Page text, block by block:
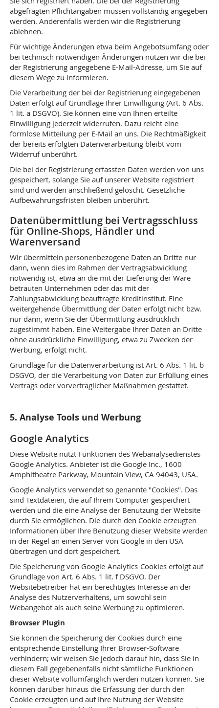
abgefragten Pflichtangaben müssen vollständig angegeben
werden. Anderenfalls werden wir die Registrierung
ablehnen.
Für wichtige Änderungen etwa beim Angebotsumfang oder
bei technisch notwendigen Änderungen nutzen wir die bei
der Registrierung angegebene E-Mail-Adresse, um Sie auf
diesem Wege zu informieren.
Die Verarbeitung der bei der Registrierung eingegebenen
Daten erfolgt auf Grundlage Ihrer Einwilligung (Art. 6 Abs.
1 lit. a DSGVO). Sie können eine von Ihnen erteilte
Einwilligung jederzeit widerrufen. Dazu reicht eine
formlose Mitteilung per E-Mail an uns. Die Rechtmäßigkeit
der bereits erfolgten Datenverarbeitung bleibt vom
Widerruf unberührt.
Die bei der Registrierung erfassten Daten werden von uns
gespeichert, solange Sie auf unserer Website registriert
sind und werden anschließend gelöscht. Gesetzliche
Aufbewahrungsfristen bleiben unberührt.
Datenübermittlung bei Vertragsschluss
für Online-Shops, Händler und
Warenversand
Wir übermitteln personenbezogene Daten an Dritte nur
dann, wenn dies im Rahmen der Vertragsabwicklung
notwendig ist, etwa an die mit der Lieferung der Ware
betrauten Unternehmen oder das mit der
Zahlungsabwicklung beauftragte Kreditinstitut. Eine
weitergehende Übermittlung der Daten erfolgt nicht bzw.
nur dann, wenn Sie der Übermittlung ausdrücklich
zugestimmt haben. Eine Weitergabe Ihrer Daten an Dritte
ohne ausdrückliche Einwilligung, etwa zu Zwecken der
Werbung, erfolgt nicht.
Grundlage für die Datenverarbeitung ist Art. 6 Abs. 1 lit. b
DSGVO, der die Verarbeitung von Daten zur Erfüllung eines
Vertrags oder vorvertraglicher Maßnahmen gestattet.
5. Analyse Tools und Werbung
Google Analytics
Diese Website nutzt Funktionen des Webanalysedienstes
Google Analytics. Anbieter ist die Google Inc., 1600
Amphitheatre Parkway, Mountain View, CA 94043, USA.
Google Analytics verwendet so genannte "Cookies". Das
sind Textdateien, die auf Ihrem Computer gespeichert
werden und die eine Analyse der Benutzung der Website
durch Sie ermöglichen. Die durch den Cookie erzeugten
Informationen über Ihre Benutzung dieser Website werden
in der Regel an einen Server von Google in den USA
übertragen und dort gespeichert.
Die Speicherung von Google-Analytics-Cookies erfolgt auf
Grundlage von Art. 6 Abs. 1 lit. f DSGVO. Der
Websitebetreiber hat ein berechtigtes Interesse an der
Analyse des Nutzerverhaltens, um sowohl sein
Webangebot als auch seine Werbung zu optimieren.
Browser Plugin
Sie können die Speicherung der Cookies durch eine
entsprechende Einstellung Ihrer Browser-Software
verhindern; wir weisen Sie jedoch darauf hin, dass Sie in
diesem Fall gegebenenfalls nicht sämtliche Funktionen
dieser Website vollumfänglich werden nutzen können. Sie
können darüber hinaus die Erfassung der durch den
Cookie erzeugten und auf Ihre Nutzung der Website